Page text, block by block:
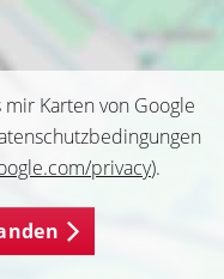
Karten von Google
privacy).